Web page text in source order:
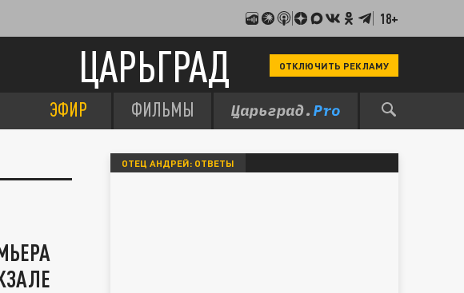
18+
ЦАРЬГРАД ОТКЛЮЧИТЬ РЕКЛАМУ
ЭФИР ФИЛЬМЫ
ОТЕЦ АНДРЕЙ: ОТВЕТЫ